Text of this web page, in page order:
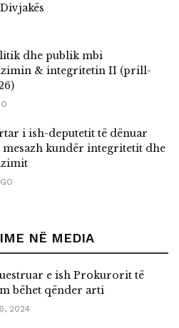
dhe publik mbi
& integritetin II (prill-
i ish-deputetit të dënuar
mesazh kundër integritetit dhe
NË MEDIA
e ish Prokurorit të
bëhet qënder arti
2024